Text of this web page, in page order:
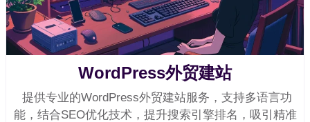
WordPress外贸建站
提供专业的WordPress外贸建站服务，支持多语言功
能，结合SEO优化技术，提升搜索引擎排名，吸引精准